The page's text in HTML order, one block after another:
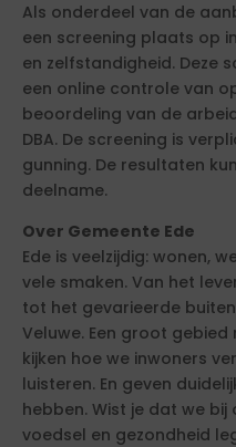
Als onderdeel van de
een screening plaats op
en zelfstandigheid. Deze
een online controle van
beoordeling van de
DBA. De screening is
gunning. De resultaten
deelname.
Over Gemeente Ede
Ede is veelzijdig: wonen,
vele smaken. Van het
tot het gevarieerde
Veluwe. Een groot
kijken hoe we inwoners
luisteren. En geven
hebben. Wist je dat we
voedsel en gezondheid